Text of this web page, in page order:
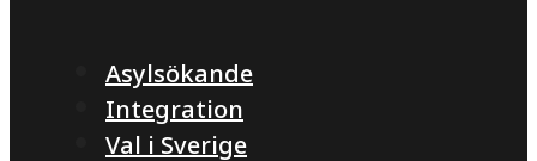
Asylsökande
Integration
Val i Sverige